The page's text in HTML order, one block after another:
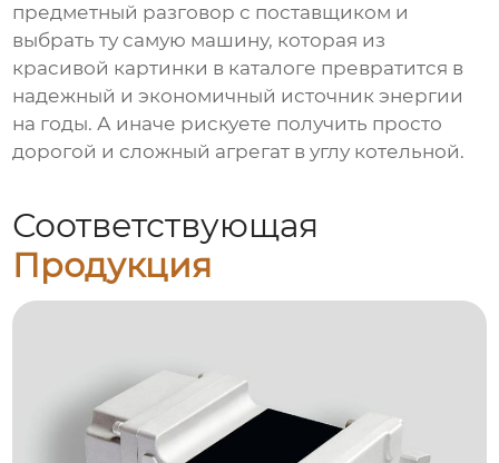
предметный разговор с поставщиком и
выбрать ту самую машину, которая из
красивой картинки в каталоге превратится в
надежный и экономичный источник энергии
на годы. А иначе рискуете получить просто
дорогой и сложный агрегат в углу котельной.
Соответствующая
Продукция